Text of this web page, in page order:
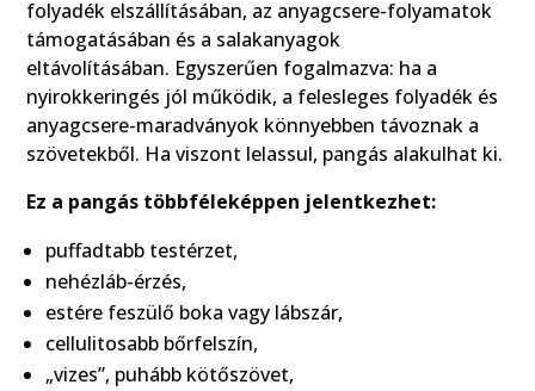
folyadék elszállításában, az anyagcsere-folyamatok
támogatásában és a salakanyagok
eltávolításában. Egyszerűen fogalmazva: ha a
nyirokkeringés jól működik, a felesleges folyadék és
anyagcsere-maradványok könnyebben távoznak a
szövetekből. Ha viszont lelassul, pangás alakulhat ki.
Ez a pangás többféleképpen jelentkezhet:
puffadtabb testérzet,
nehézláb-érzés,
estére feszülő boka vagy lábszár,
cellulitosabb bőrfelszín,
„vizes”, puhább kötőszövet,